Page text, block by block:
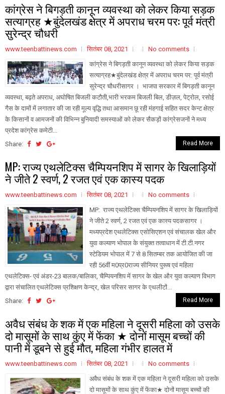
कांग्रेस ने बिगड़ती कानून व्यवस्था को लेकर किया सड़क
सत्याग्रह ★बुंदेलखंड क्षेत्र में अपराध चरम पर: पूर्व मंत्री
सुरेन्द्र चौधरी
www.teenbattinews.com सितंबर 08, 2021
No comments
कांग्रेस ने बिगड़ती कानून व्यवस्था को लेकर किया सड़क
सत्याग्रह★बुंदेलखंड क्षेत्र में अपराध चरम पर: पूर्व मंत्री
सुरेन्द्र चौधरीसागर । भाजपा सरकार में बिगड़ती कानून
व्यवस्था, बढ़ते अपराध, अघोषित बिजली कटौती,भारी भरकम बिजली बिल, डीज़ल, पेट्रोल, रसोई
गैस के दामों में लगातार की जा रही मूल्य वृद्धि तथा आसमान छू रही मंहगाई सहित सदर केन्ट क्षेत्र
के किसानों व आमजनों की विभिन्न बुनियादी समस्याओं को लेकर सैकड़ों कांग्रेसजनों ने मध्य
प्रदेश कांग्रेस कमेटी...
Share:
Read More
MP: राज्य एथलेटिक्स चैम्पियनशिप में सागर के खिलाड़ियों
ने जीते 2 स्वर्ण, 2 रजत एवं एक कास्य पदक
www.teenbattinews.com सितंबर 08, 2021
No comments
MP: राज्य एथलेटिक्स चैम्पियनशिप में सागर के खिलाड़ियों
ने जीते 2 स्वर्ण, 2 रजत एवं एक कास्य पदकसागर ।
मध्यप्रदेश एथलेटिक्स एसोसिएशन एवं संचालक खेल और
युवा कल्याण भोपाल के संयुक्त तत्वाधान में टी.टी.नगर
स्टेडियम भोपाल में 7 से 8 सितम्बर तक आयोजित की जा
रही 56वीं म0प्र0राज्य सीनियर पुरूष एवं महिला
एथलेटिक्स- एवं अंडर-23 बालक/बालिका, चैम्पियनशिप में सागर के खेल और युवा कल्याण विभाग
द्वारा संचालित एथलेटिक्स प्रशिक्षण केन्द्र, खेल परिसर सागर के एथलीटों...
Share:
Read More
अवैध संबंध के शक में एक महिला ने दूसरी महिला को उसके
दो मासूमों के साथ कुंए में फेंका ★ दोनों मासूम बच्चों की
पानी में डूबने से हुई मौत, महिला गंभीर हालत में
www.teenbattinews.com सितंबर 08, 2021
No comments
अवैध संबंध के शक में एक महिला ने दूसरी महिला को उसके
दो मासूमों के साथ कुंए में फेंका★ दोनों मासूम बच्चों की